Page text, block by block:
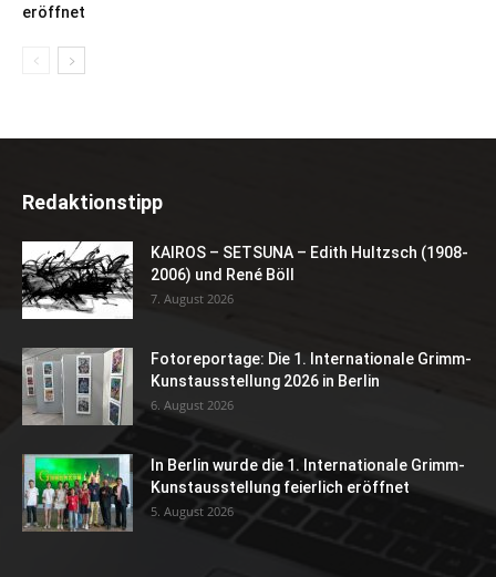
eröffnet
Redaktionstipp
KAIROS – SETSUNA – Edith Hultzsch (1908-
2006) und René Böll
7. August 2026
Fotoreportage: Die 1. Internationale Grimm-
Kunstausstellung 2026 in Berlin
6. August 2026
In Berlin wurde die 1. Internationale Grimm-
Kunstausstellung feierlich eröffnet
5. August 2026